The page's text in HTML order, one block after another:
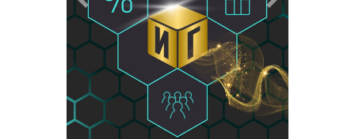
Предыдущий Следующий